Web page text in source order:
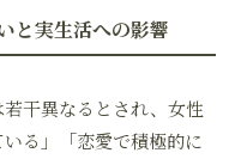
と実生活への影響
干異なるとされ、女性
る」「恋愛で積極的に